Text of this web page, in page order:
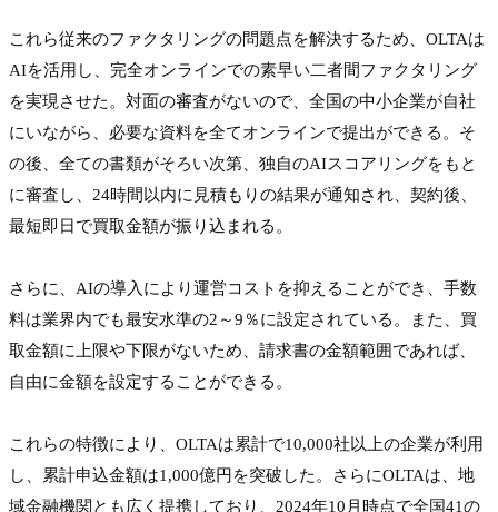
これら従来のファクタリングの問題点を解決するため、OLTAは
AIを活用し、完全オンラインでの素早い二者間ファクタリング
を実現させた。対面の審査がないので、全国の中小企業が自社
にいながら、必要な資料を全てオンラインで提出ができる。そ
の後、全ての書類がそろい次第、独自のAIスコアリングをもと
に審査し、24時間以内に見積もりの結果が通知され、契約後、
最短即日で買取金額が振り込まれる。
さらに、AIの導入により運営コストを抑えることができ、手数
料は業界内でも最安水準の2～9％に設定されている。また、買
取金額に上限や下限がないため、請求書の金額範囲であれば、
自由に金額を設定することができる。
これらの特徴により、OLTAは累計で10,000社以上の企業が利用
し、累計申込金額は1,000億円を突破した。さらにOLTAは、地
域金融機関とも広く提携しており、2024年10月時点で全国41の